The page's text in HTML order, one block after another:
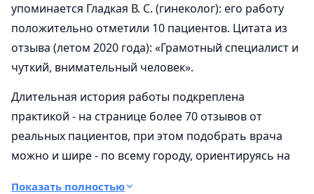
упоминается Гладкая В. С. (гинеколог): его работу
положительно отметили 10 пациентов. Цитата из
отзыва (летом 2020 года): «Грамотный специалист и
чуткий, внимательный человек».
Длительная история работы подкреплена
практикой - на странице более 70 отзывов от
реальных пациентов, при этом подобрать врача
можно и шире - по всему городу, ориентируясь на
Показать полностью